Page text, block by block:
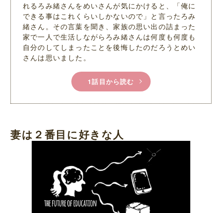
れるろみ緒さんをめいさんが気にかけると、「俺に
できる事はこれくらいしかないので」と言ったろみ
緒さん。その言葉を聞き、家族の思い出の詰まった
家で一人で生活しながらろみ緒さんは何度も何度も
自分のしてしまったことを後悔したのだろうとめい
さんは思いました。
1話目から読む
妻は２番目に好きな人